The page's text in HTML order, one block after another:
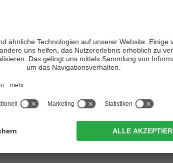
es sich, mal anzuhalten und
auch nicht zu laut war, kann mit etwas Glück,
erreichen. An der Bergstation
Es lohnt sich aber auch die Strecke zu Fuß
Wanderung in rund 1,5 Stunden zum